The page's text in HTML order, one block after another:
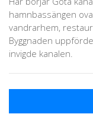
hamnbassängen
vandrarhem,
Byggnaden
invigde kanalen.